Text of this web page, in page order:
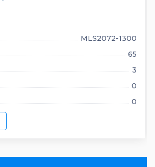
MLS2072-1300
65
3
0
0